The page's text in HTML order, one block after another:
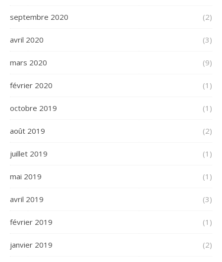
septembre 2020 (2)
avril 2020 (3)
mars 2020 (9)
février 2020 (1)
octobre 2019 (1)
août 2019 (2)
juillet 2019 (1)
mai 2019 (1)
avril 2019 (3)
février 2019 (1)
janvier 2019 (2)